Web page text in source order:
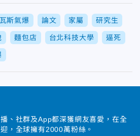
瓦斯氣爆 論文 家屬 研究生
麵包店 台北科技大學 逼死
、社群及App都深獲網友喜愛，在全
，全球擁有2000萬粉絲。